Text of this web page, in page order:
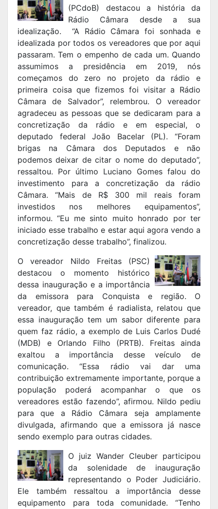
(PCdoB) destacou a história da
Rádio Câmara desde a sua
idealização. “A Rádio Câmara foi sonhada e
idealizada por todos os vereadores que por aqui
passaram. Tem o empenho de cada um. Quando
assumimos a presidência em 2019, nós
começamos do zero no projeto da rádio e
primeira coisa que fizemos foi visitar a Rádio
Câmara de Salvador”, relembrou. O vereador
agradeceu as pessoas que se dedicaram para a
concretização da rádio e em especial, o
deputado federal João Bacelar (PL). “Foram
brigas na Câmara dos Deputados e não
podemos deixar de citar o nome do deputado”,
ressaltou. Por último Luciano Gomes falou do
investimento para a concretização da rádio
Câmara. “Mais de R$ 300 mil reais foram
investidos nos melhores equipamentos”,
informou. “Eu me sinto muito honrado por ter
iniciado esse trabalho e estar aqui agora vendo a
concretização desse trabalho”, finalizou.
O vereador Nildo Freitas (PSC)
destacou o momento histórico
dessa inauguração e a importância
da emissora para Conquista e região. O
vereador, que também é radialista, relatou que
essa inauguração tem um sabor diferente para
quem faz rádio, a exemplo de Luis Carlos Dudé
(MDB) e Orlando Filho (PRTB). Freitas ainda
exaltou a importância desse veículo de
comunicação. “Essa rádio vai dar uma
contribuição extremamente importante, porque a
população poderá acompanhar o que os
vereadores estão fazendo”, afirmou. Nildo pediu
para que a Rádio Câmara seja amplamente
divulgada, afirmando que a emissora já nasce
sendo exemplo para outras cidades.
O juiz Wander Cleuber participou
da solenidade de inauguração
representando o Poder Judiciário.
Ele também ressaltou a importância desse
equipamento para toda comunidade. “Tenho